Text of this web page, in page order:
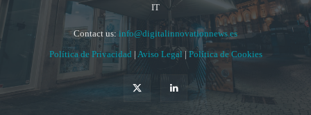
IT
Contact us: info@digitalinnovationnews.es
Política de Privacidad | Aviso Legal | Política de Cookies